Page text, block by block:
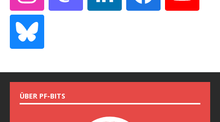
ÜBER PF-BITS